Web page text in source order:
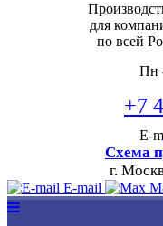
для
по всей
Пн
+7
E-
Схема
г.
E-mail